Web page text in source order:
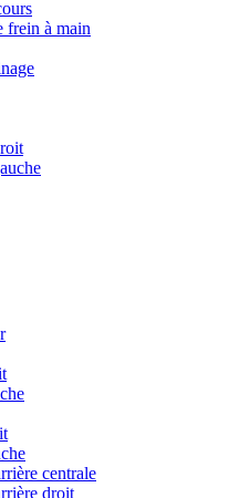
frein à main
centrale
droit